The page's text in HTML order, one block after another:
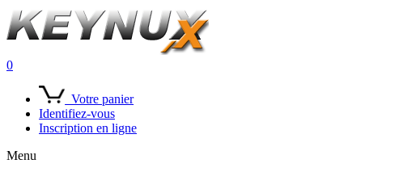
0
Votre panier
Identifiez-vous
Inscription en ligne
Menu